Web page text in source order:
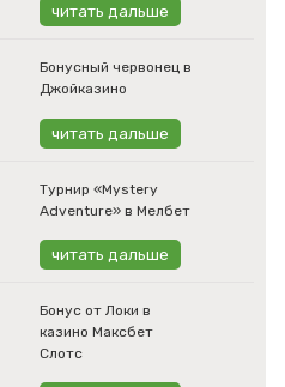
читать дальше
Бонусный червонец в
Джойказино
читать дальше
Турнир «Mystery
Adventure» в Мелбет
читать дальше
Бонус от Локи в
казино Максбет
Слотс